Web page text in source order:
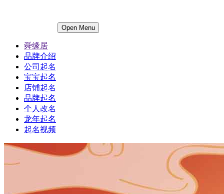
Open Menu
舜缘居
品牌介绍
公司起名
宝宝起名
店铺起名
品牌起名
个人改名
龙年起名
起名视频